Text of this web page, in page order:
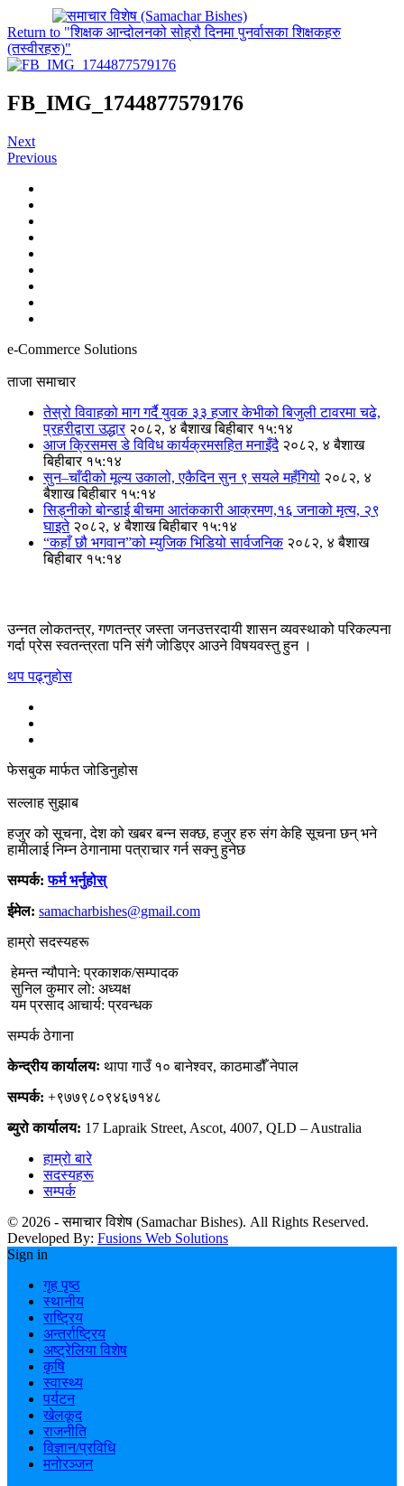
Return to "शिक्षक आन्दोलनको सोह्रौ दिनमा पुनर्वासका शिक्षकहरु
(तस्वीरहरु)"
FB_IMG_1744877579176
Next
Previous
e-Commerce Solutions
ताजा समाचार
तेस्रो विवाहको माग गर्दै युवक ३३ हजार केभीको बिजुली टावरमा चढे,
प्रहरीद्वारा उद्धार २०८२, ४ बैशाख बिहीबार १५:१४
आज क्रिसमस डे विविध कार्यक्रमसहित मनाइँदै २०८२, ४ बैशाख
बिहीबार १५:१४
सुन–चाँदीको मूल्य उकालो, एकैदिन सुन ९ सयले महँगियो २०८२, ४
बैशाख बिहीबार १५:१४
सिड्नीको बोन्डाई बीचमा आतंककारी आक्रमण,१६ जनाको मृत्य, २९
घाइते २०८२, ४ बैशाख बिहीबार १५:१४
“कहाँ छौ भगवान”को म्युजिक भिडियो सार्वजनिक २०८२, ४ बैशाख
बिहीबार १५:१४
उन्नत लोकतन्त्र, गणतन्त्र जस्ता जनउत्तरदायी शासन व्यवस्थाको परिकल्पना
गर्दा प्रेस स्वतन्त्रता पनि संगै जोडिएर आउने विषयवस्तु हुन ।
थप पढ्नुहोस
फेसबुक मार्फत जोडिनुहोस
सल्लाह सुझाब
हजुर को सूचना, देश को खबर बन्न सक्छ, हजुर हरु संग केहि सूचना छन् भने
हामीलाई निम्न ठेगानामा पत्राचार गर्न सक्नु हुनेछ
सम्पर्क:फर्म भर्नुहोस्
ईमेल: samacharbishes@gmail.com
हाम्रो सदस्यहरू
हेमन्त न्यौपाने: प्रकाशक/सम्पादक
सुनिल कुमार लो: अध्यक्ष
यम प्रसाद आचार्य: प्रवन्धक
सम्पर्क ठेगाना
केन्द्रीय कार्यालयः थापा गाउँ १० बानेश्वर, काठमाडौँ नेपाल
सम्पर्क: +९७७९८०९४६७१४८
ब्युरो कार्यालय: 17 Lapraik Street, Ascot, 4007, QLD – Australia
हाम्रो बारे
सदस्यहरू
सम्पर्क
© 2026 - समाचार विशेष (Samachar Bishes). All Rights Reserved.
Developed By: Fusions Web Solutions
Sign in
गृह पृष्ठ
स्थानीय
राष्ट्रिय
अन्तर्राष्ट्रिय
अष्ट्रेलिया विशेष
कृषि
स्वास्थ्य
पर्यटन
खेलकूद
राजनीति
विज्ञान/प्रविधि
मनोरञ्जन